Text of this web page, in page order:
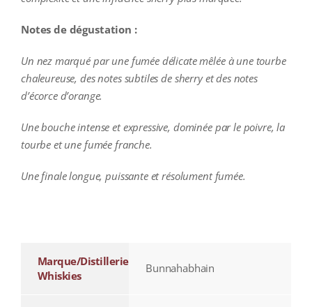
Notes de dégustation :
Un nez marqué par une fumée délicate mêlée à une tourbe
chaleureuse, des notes subtiles de sherry et des notes
d’écorce d’orange.
Une bouche intense et expressive, dominée par le poivre, la
tourbe et une fumée franche.
Une finale longue, puissante et résolument fumée.
Marque/Distillerie
Whiskies
Bunnahabhain